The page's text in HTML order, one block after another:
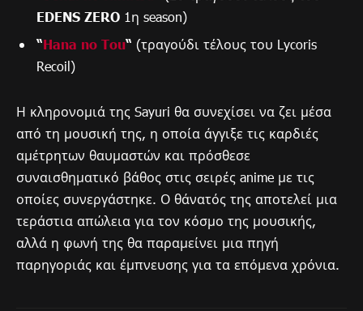
EDENS ZERO 1η season)
“Hana no Tou“ (τραγούδι τέλους του Lycoris
Recoil)
Η κληρονομιά της Sayuri θα συνεχίσει να ζει μέσα
από τη μουσική της, η οποία άγγιξε τις καρδιές
αμέτρητων θαυμαστών και πρόσθεσε
συναισθηματικό βάθος στις σειρές anime με τις
οποίες συνεργάστηκε. Ο θάνατός της αποτελεί μια
τεράστια απώλεια για τον κόσμο της μουσικής,
αλλά η φωνή της θα παραμείνει μια πηγή
παρηγοριάς και έμπνευσης για τα επόμενα χρόνια.